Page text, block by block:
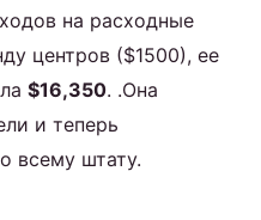
на расходные
центров ($1500), ее
$16,350. .Она
и теперь
всему штату.